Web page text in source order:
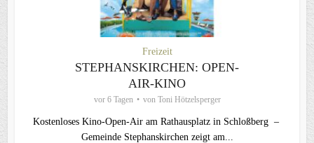
Freizeit
STEPHANSKIRCHEN: OPEN-
AIR-KINO
vor 6 Tagen von Toni Hötzelsperger
Kostenloses Kino-Open-Air am Rathausplatz in Schloßberg –
Gemeinde Stephanskirchen zeigt am...